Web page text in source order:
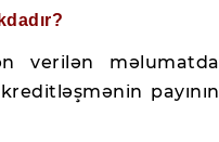
verilən məlumatda
payının